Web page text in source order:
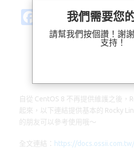
o
o
k
Pl
ur
X M
as
t
d
o
n
Bl
u
es
y
自從 CentOS 8 不再提供維護之後，
起來，以下連結提供基本的 Rocky
的朋友可以參考使用哦～
全文連結： https://
我們需要您
請幫我們按個讚！謝
支持！